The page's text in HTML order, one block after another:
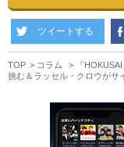
ツイートする
TOP コラム
『
挑む＆ラッセル・クロウがサ